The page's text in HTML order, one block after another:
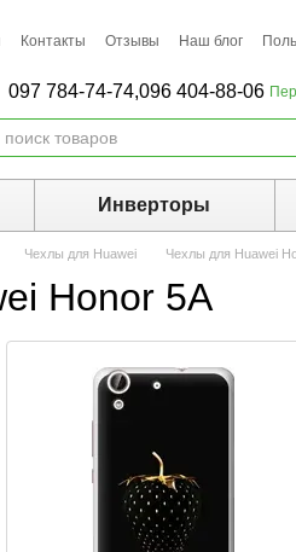
Контакты Отзывы Наш блог
097 784-74-74,096 404-88-06
Инверторы
Чехлы для Huawei Чехлы для Huawei
Honor 5A